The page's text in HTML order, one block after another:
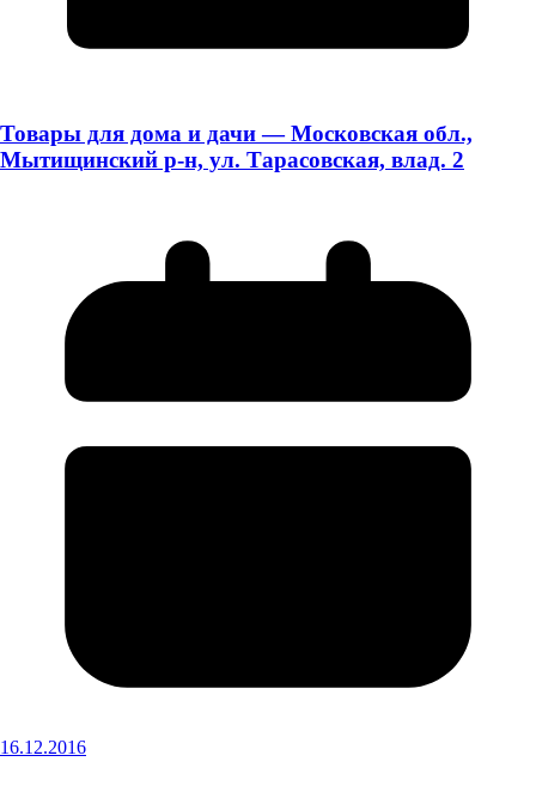
Товары для дома и дачи — Московская обл.,
Мытищинский р-н, ул. Тарасовская, влад. 2
16.12.2016